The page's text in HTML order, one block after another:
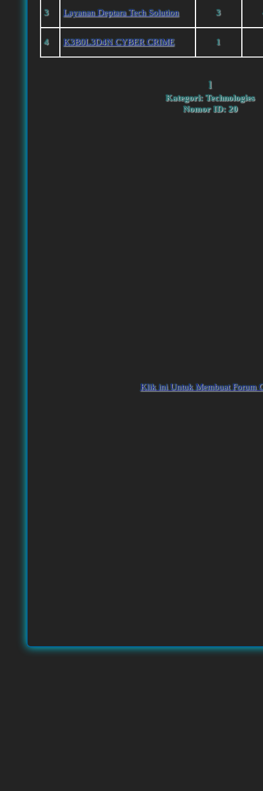
3 Layanan Deptara Tech Solution 3
4 K3B0L3D4N CYBER CRIME 1
1
Kategori: Technologies
Nomor ID: 20
Klik ini Untuk Membuat Forum